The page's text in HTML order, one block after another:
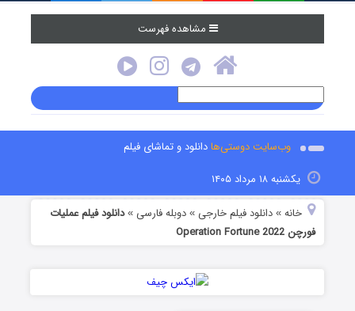
مشاهده فهرست
وب‌سایت دوستی‌هادانلود و تماشای فیلم
یکشنبه ۱۸ مرداد ۱۴۰۵
خانه »دانلود فیلم خارجی »دوبله فارسی »دانلود فیلم عملیات
فورچن Operation Fortune 2022